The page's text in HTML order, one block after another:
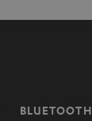
BLUETOOTH